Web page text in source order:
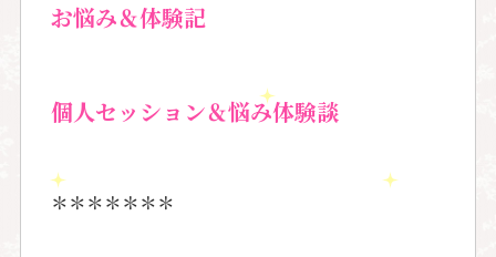
お悩み＆体験記
個人セッション＆悩み体験談
＊＊＊＊＊＊＊